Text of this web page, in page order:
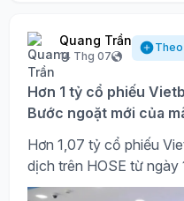
Quang Trần
14 Thg 07
Hơn 1 tỷ cổ phiếu
Bước ngoặt mới của
Hơn 1,07 tỷ cổ phiếu
dịch trên HOSE từ ngày